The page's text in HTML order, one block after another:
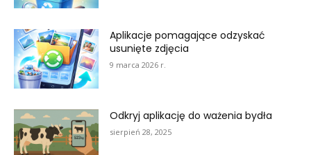
Aplikacje pomagające odzyskać
usunięte zdjęcia
9 marca 2026 r.
Odkryj aplikację do ważenia bydła
sierpień 28, 2025